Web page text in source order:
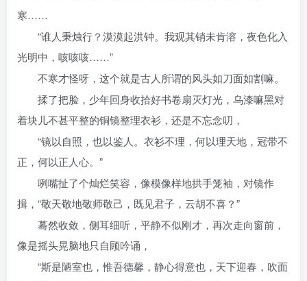
寒……
“谁人秉烛行？漠漠起洪钟。我观其销未肯溶，夜色化入
光明中，咳咳咳……”
不寒才怪呀，这个就是古人所谓的风头如刀面如割嘛。
揉了把脸，少年回身收拾好书卷扇灭灯光，乌漆嘛黑对
着块儿不甚平整的铜镜整理衣衫，还是不忘念叨，
“镜以自照，也以鉴人。衣衫不理，何以理天地，冠带不
正，何以正人心。”
咧嘴扯了个灿烂笑容，像模像样地拱手笼袖，对镜作
揖，“敬天敬地敬师敬己，既见君子，云胡不喜？”
蓦然收敛，侧耳细听，平静不似刚才，再次走向窗前，
像是摇头晃脑地只自顾吟诵，
“斯是陋室也，惟吾德馨，静心得意也，天下迎春，吹面